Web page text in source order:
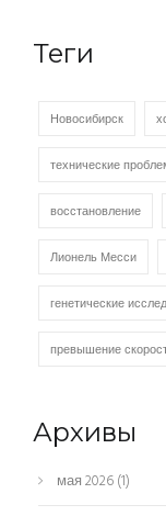
Теги
Новосибирск
технические
восстановление
Лионель Месси
генетические
превышение
Архивы
мая 2026(1)